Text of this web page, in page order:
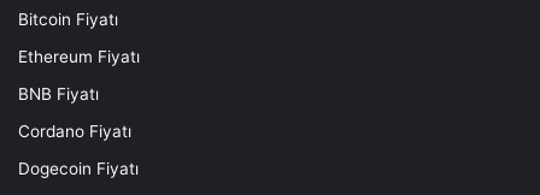
Bitcoin Fiyatı
Ethereum Fiyatı
BNB Fiyatı
Cordano Fiyatı
Dogecoin Fiyatı